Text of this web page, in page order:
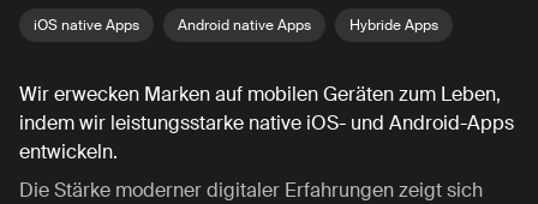
iOS native Apps Android native Apps Hybride Apps
Wir erwecken Marken auf mobilen Geräten zum Leben,
indem wir leistungsstarke native iOS- und Android-Apps
entwickeln.
Die Stärke moderner digitaler Erfahrungen zeigt sich